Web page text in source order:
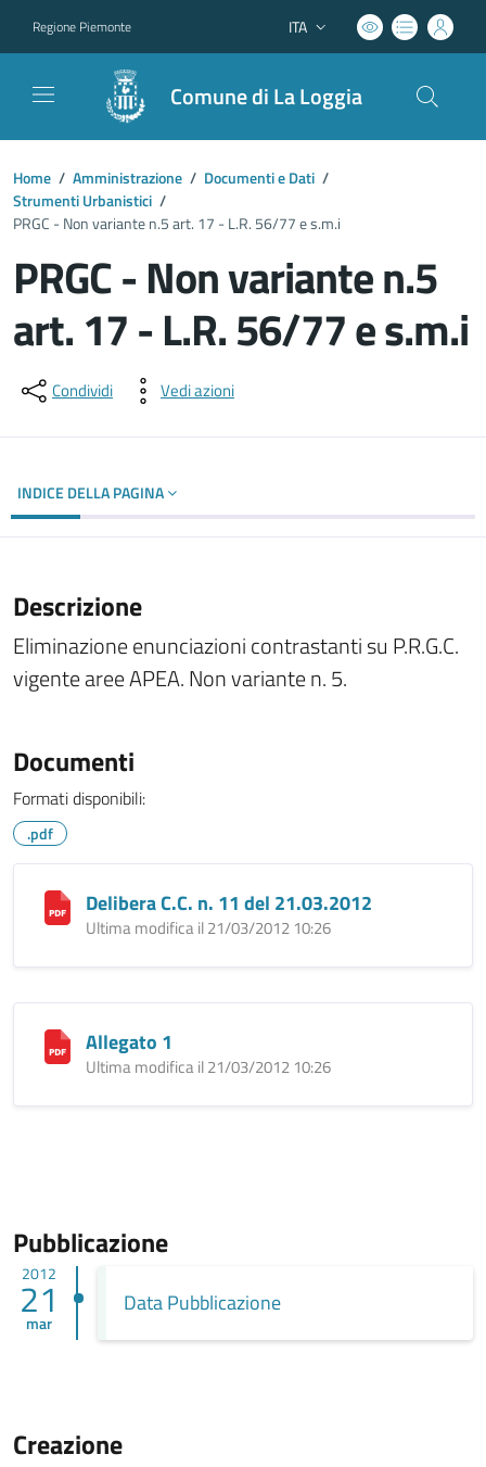
Regione Piemonte Lingua attiva:
ITA
Comune di La Loggia
Home / Amministrazione / Documenti e Dati /
Strumenti Urbanistici /
PRGC - Non variante n.5 art. 17 - L.R. 56/77 e s.m.i
PRGC - Non variante n.5
art. 17 - L.R. 56/77 e s.m.i
Dettagli del documento
Condividi Vedi azioni
INDICE DELLA PAGINA
Descrizione
Eliminazione enunciazioni contrastanti su P.R.G.C.
vigente aree APEA. Non variante n. 5.
Documenti
Formati disponibili:
.pdf
Delibera C.C. n. 11 del 21.03.2012
Ultima modifica il 21/03/2012 10:26
Allegato 1
Ultima modifica il 21/03/2012 10:26
Pubblicazione
2012
21
mar
Data Pubblicazione
Creazione